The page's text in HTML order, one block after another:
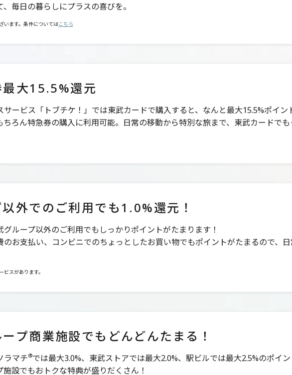
毎日の暮らしにプラスの喜びを。
います。条件についてはこちら
大15.5%還元
ービス「トブチケ！」では東武カードで購入すると、なんと最大15.5%ポイン
ちろん特急券の購入に利用可能。日常の移動から特別な旅まで、東武カードでも
外でのご利用でも1.0%還元！
ループ以外のご利用でもしっかりポイントがたまります！
のお支払い、コンビニでのちょっとしたお買い物でもポイントがたまるので、
スがあります。
プ商業施設でも どんどんたまる！
ラマチ®では最大3.0%、東武ストアでは最大2.0%、駅ビルでは最大2.5%のポイン
設でもおトクな特典が盛りだくさん！